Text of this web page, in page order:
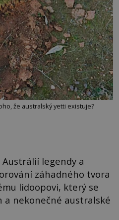
že australský yetti existuje?
Austrálií legendy a
záhadného tvora
lidoopovi, který se
a nekonečné australské